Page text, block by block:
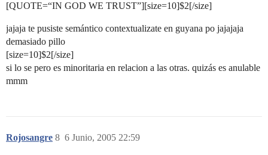
[QUOTE=“IN GOD WE TRUST”][size=10]$2[/size]
jajaja te pusiste semántico contextualizate en guyana po jajajaja
demasiado pillo
[size=10]$2[/size]
si lo se pero es minoritaria en relacion a las otras. quizás es anulable
mmm
Rojosangre 6 Junio, 2005 22:59
8